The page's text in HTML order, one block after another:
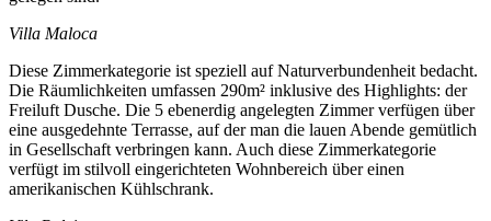
Villa Maloca
Diese Zimmerkategorie ist speziell auf Naturverbundenheit bedacht.
Die Räumlichkeiten umfassen 290m² inklusive des Highlights: der
Freiluft Dusche. Die 5 ebenerdig angelegten Zimmer verfügen über
eine ausgedehnte Terrasse, auf der man die lauen Abende gemütlich
in Gesellschaft verbringen kann. Auch diese Zimmerkategorie
verfügt im stilvoll eingerichteten Wohnbereich über einen
amerikanischen Kühlschrank.